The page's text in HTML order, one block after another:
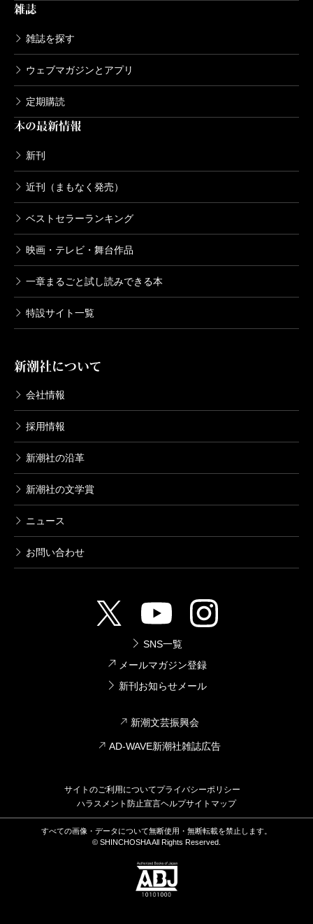
雑誌
雑誌を探す
ウェブマガジンとアプリ
定期購読
本の最新情報
新刊
近刊（まもなく発売）
ベストセラーランキング
映画・テレビ・舞台作品
一章まるごと試し読みできる本
特設サイト一覧
新潮社について
会社情報
採用情報
新潮社の沿革
新潮社の文学賞
ニュース
お問い合わせ
SNS一覧
メールマガジン登録
新刊お知らせメール
新潮文芸振興会
AD-WAVE新潮社雑誌広告
サイトのご利用についてプライバシーポリシー
ハラスメント防止宣言ヘルプサイトマップ
すべての画像・データについて無断使用・無断転載を禁止します。
© SHINCHOSHA All Rights Reserved.